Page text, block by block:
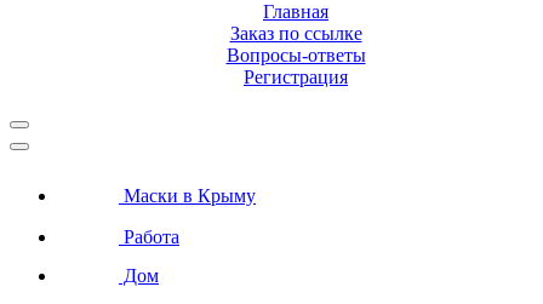
Главная
Заказ по ссылке
Вопросы-ответы
Регистрация
Маски в Крыму
Работа
Дом